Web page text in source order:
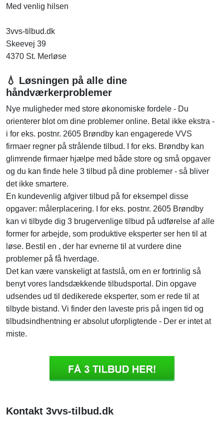
Med venlig hilsen
3vvs-tilbud.dk
Skeevej 39
4370 St. Merløse
💧 Løsningen på alle dine
håndværkerproblemer
Nye muligheder med store økonomiske fordele - Du
orienterer blot om dine problemer online. Betal ikke ekstra -
i for eks. postnr. 2605 Brøndby kan engagerede VVS
firmaer regner på strålende tilbud. I for eks. Brøndby kan
glimrende firmaer hjælpe med både store og små opgaver
og du kan finde hele 3 tilbud på dine problemer - så bliver
det ikke smartere.
En kundevenlig afgiver tilbud på for eksempel disse
opgaver: målerplacering. I for eks. postnr. 2605 Brøndby
kan vi tilbyde dig 3 brugervenlige tilbud på udførelse af alle
former for arbejde, som produktive eksperter ser hen til at
løse. Bestil en , der har evnerne til at vurdere dine
problemer på få hverdage.
Det kan være vanskeligt at fastslå, om en er fortrinlig så
benyt vores landsdækkende tilbudsportal. Din opgave
udsendes ud til dedikerede eksperter, som er rede til at
tilbyde bistand. Vi finder den laveste pris på ingen tid og
tilbudsindhentning er absolut uforpligtende - Der er intet at
miste.
Kontakt 3vvs-tilbud.dk